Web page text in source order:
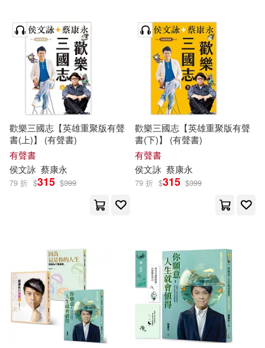
歡樂三國志【英雄重聚版有聲
書(上)】 (有聲書)
有聲書
侯文詠 蔡康永
79 折 $315 $399
歡樂三國志【英雄重聚版有聲
書(下)】 (有聲書)
有聲書
侯文詠 蔡康永
79 折 $315 $399